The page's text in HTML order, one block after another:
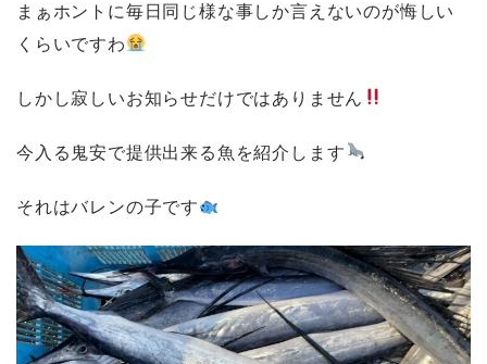
まぁホントに毎日同じ様な事しか言えないのが悔しい
くらいですわ
しかし寂しいお知らせだけではありません
今入る鬼安で提供出来る魚を紹介します
それはバレンの子です